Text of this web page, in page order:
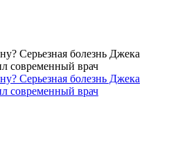
Серьезная болезнь Джека
современный врач
Серьезная болезнь Джека
современный врач